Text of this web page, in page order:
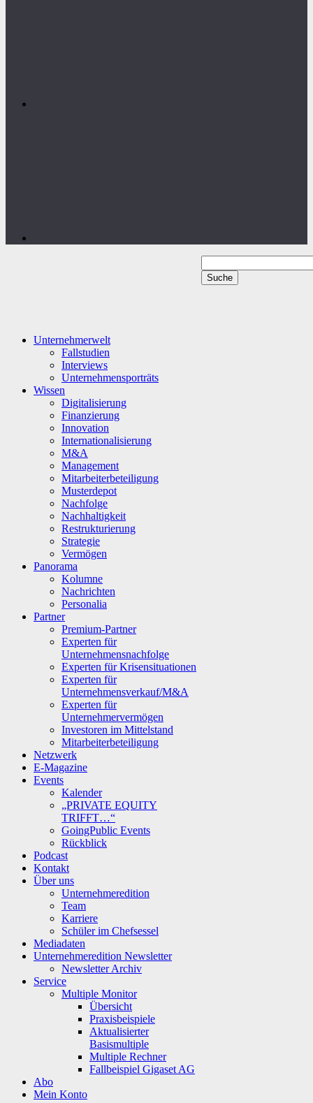
Unternehmerwelt
Fallstudien
Interviews
Unternehmensporträts
Wissen
Digitalisierung
Finanzierung
Innovation
Internationalisierung
M&A
Management
Mitarbeiterbeteiligung
Musterdepot
Nachfolge
Nachhaltigkeit
Restrukturierung
Strategie
Vermögen
Panorama
Kolumne
Nachrichten
Personalia
Partner
Premium-Partner
Experten für
Unternehmensnachfolge
Experten für Krisensituationen
Experten für
Unternehmensverkauf/M&A
Experten für
Unternehmervermögen
Investoren im Mittelstand
Mitarbeiterbeteiligung
Netzwerk
E-Magazine
Events
Kalender
„PRIVATE EQUITY
TRIFFT…“
GoingPublic Events
Rückblick
Podcast
Kontakt
Über uns
Unternehmeredition
Team
Karriere
Schüler im Chefsessel
Mediadaten
Unternehmeredition Newsletter
Newsletter Archiv
Service
Multiple Monitor
Übersicht
Praxisbeispiele
Aktualisierter
Basismultiple
Multiple Rechner
Fallbeispiel Gigaset AG
Abo
Mein Konto